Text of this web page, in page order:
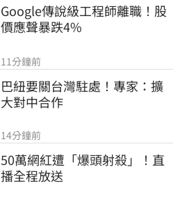
Google傳說級工程師離職！股
價應聲暴跌4%
11分鐘前
巴紐要關台灣駐處！專家：擴
大對中合作
14分鐘前
50萬網紅遭「爆頭射殺」！直
播全程放送